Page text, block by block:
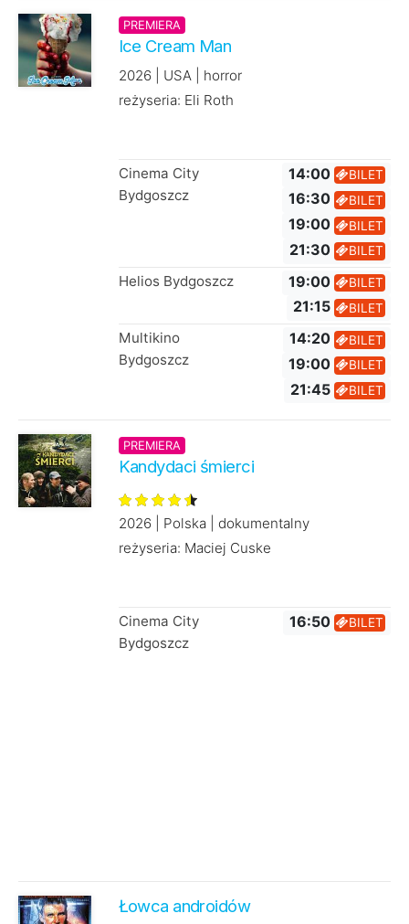
PREMIERA
Ice Cream Man
2026 | USA | horror
reżyseria: Eli Roth
Cinema City
Bydgoszcz
14:00 BILET
16:30 BILET
19:00 BILET
21:30 BILET
Helios Bydgoszcz 19:00 BILET
21:15 BILET
Multikino
Bydgoszcz
14:20 BILET
19:00 BILET
21:45 BILET
PREMIERA
Kandydaci śmierci
2026 | Polska | dokumentalny
reżyseria: Maciej Cuske
Cinema City
Bydgoszcz
16:50 BILET
Łowca androidów